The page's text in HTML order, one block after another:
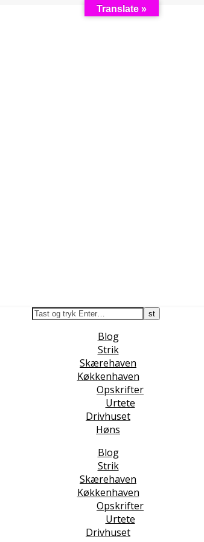
Blog
Strik
Skærehaven
Køkkenhaven
Opskrifter
Urtete
Drivhuset
Høns
Blog
Strik
Skærehaven
Køkkenhaven
Opskrifter
Urtete
Drivhuset
Translate »